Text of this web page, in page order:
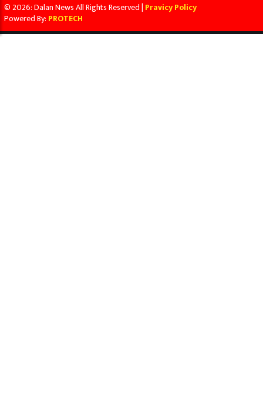
© 2026: Dalan News All Rights Reserved | Pravicy Policy
Powered By: PROTECH